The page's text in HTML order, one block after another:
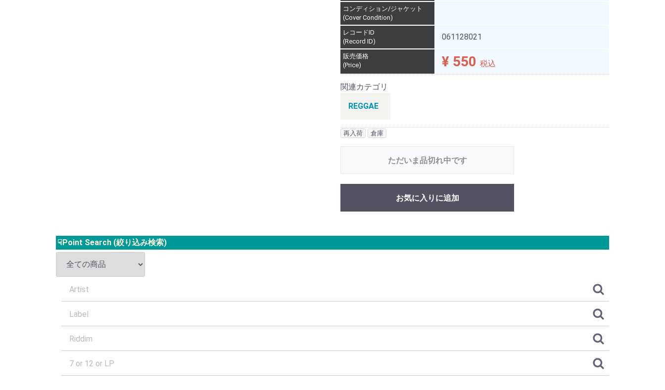
コンディション/ジャケット
(Cover Condition)
レコードID
(Record ID)
061128021
販売価格
(Price)
¥ 550 税込
関連カテゴリ
REGGAE
再入荷 倉庫
ただいま品切れ中です
お気に入りに追加
☟Point Search (絞り込み検索)